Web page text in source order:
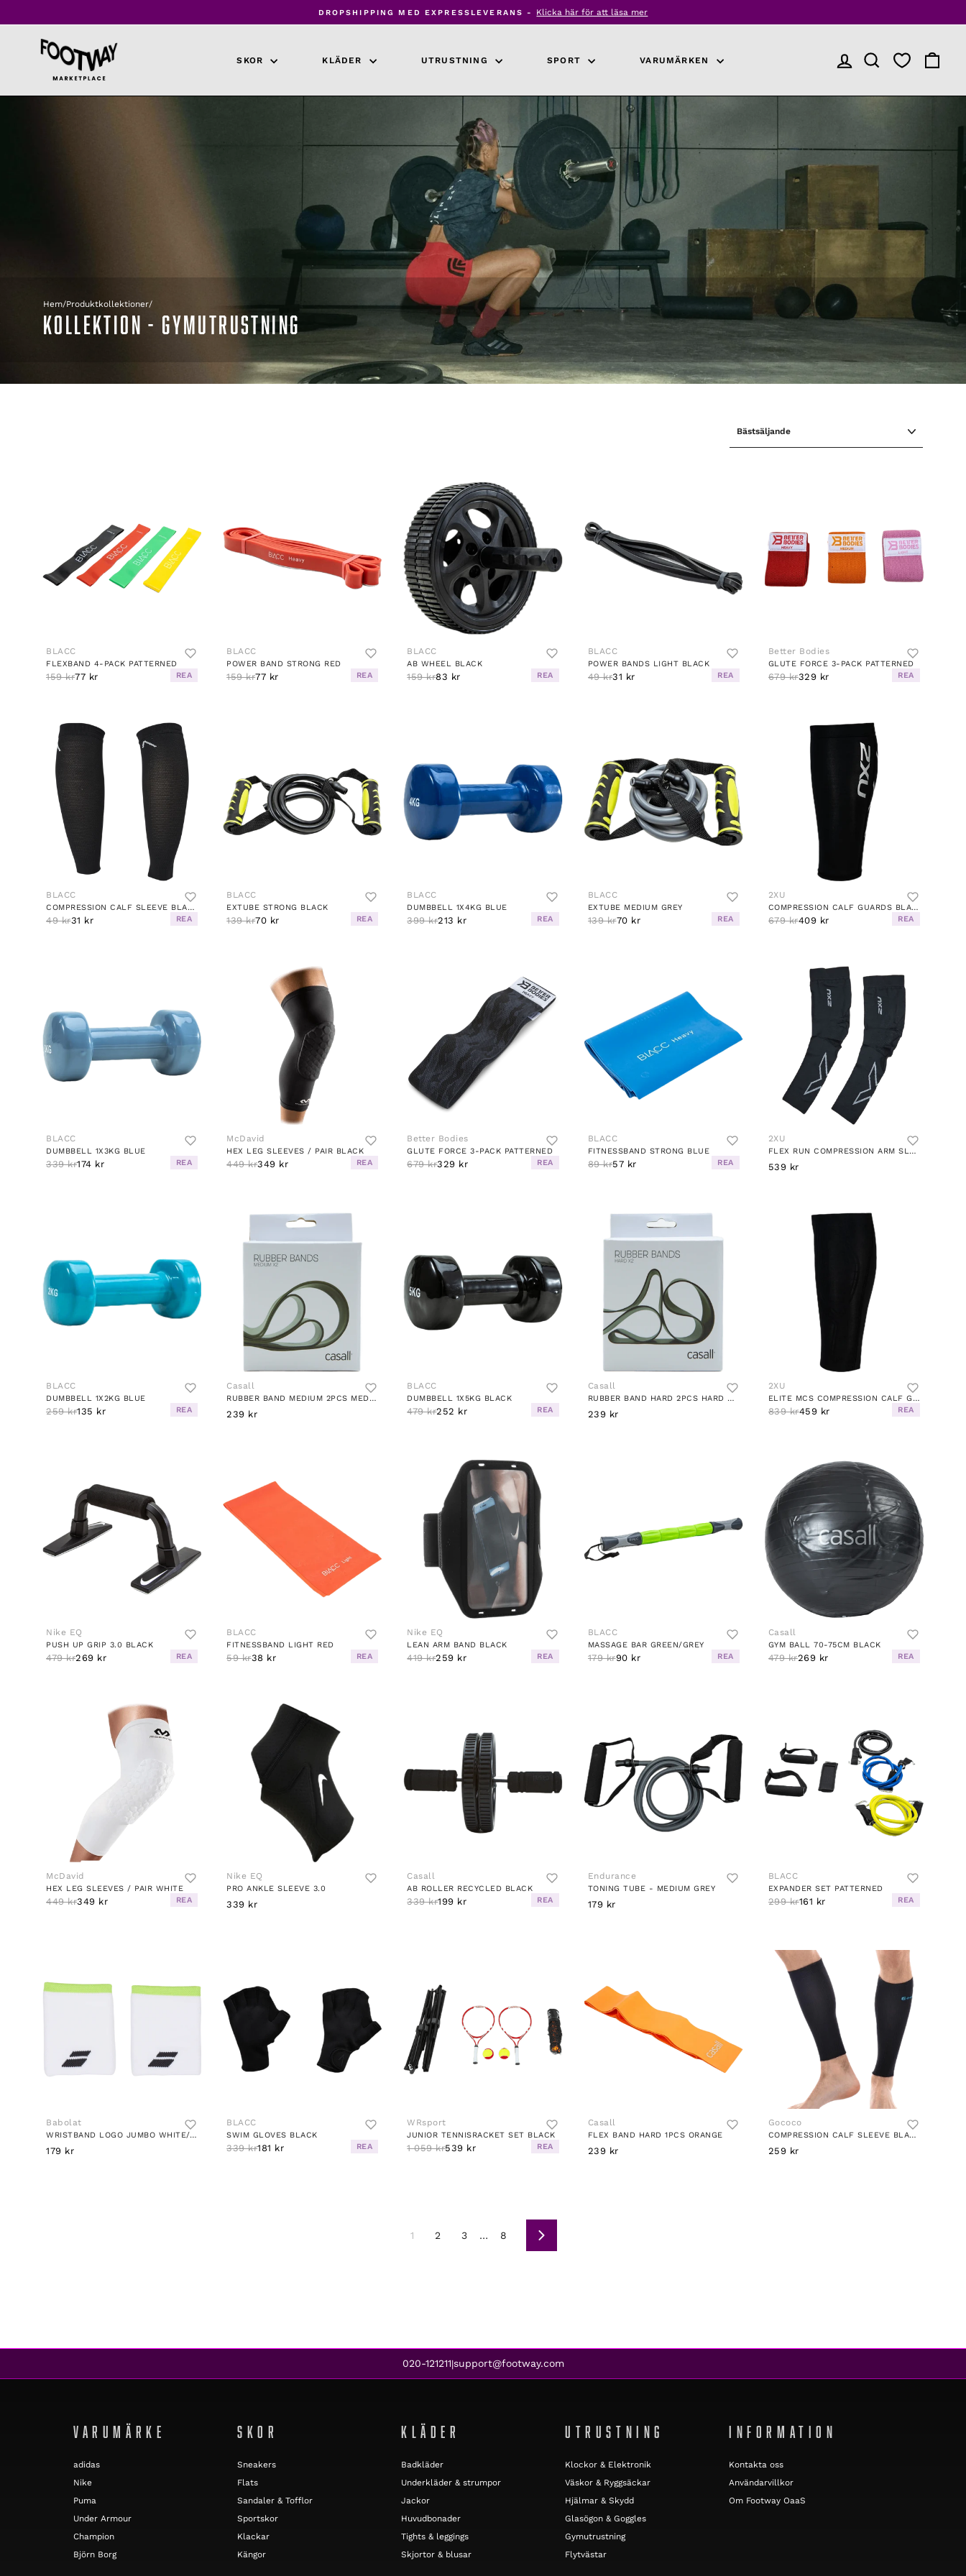
innehåll
Pausa
DROPSHIPPING MED EXPRESSLEVERANS - Klicka här för att läsa mer
SKOR KLÄDER UTRUSTNING SPORT VARUMÄRKEN LOGGA INPRODUKTSÖKNING
Hem/Produktkollektioner/
KOLLEKTION - GYMUTRUSTNING
BLACC
FLEXBAND 4-PACK PATTERNED
159 kr77 kr REA
BLACC
POWER BAND STRONG RED
159 kr77 kr REA
BLACC
AB WHEEL BLACK
159 kr83 kr REA
BLACC
POWER BANDS LIGHT BLACK
49 kr31 kr REA
Better Bodies
GLUTE FORCE 3-PACK PATTERNED
679 kr329 kr REA
BLACC
COMPRESSION CALF SLEEVE BLACK
49 kr31 kr REA
BLACC
EXTUBE STRONG BLACK
139 kr70 kr REA
BLACC
DUMBBELL 1X4KG BLUE
399 kr213 kr REA
BLACC
EXTUBE MEDIUM GREY
139 kr70 kr REA
2XU
COMPRESSION CALF GUARDS BLACK (PAIR)
679 kr409 kr REA
BLACC
DUMBBELL 1X3KG BLUE
339 kr174 kr REA
McDavid
HEX LEG SLEEVES / PAIR BLACK
449 kr349 kr REA
Better Bodies
GLUTE FORCE 3-PACK PATTERNED
679 kr329 kr REA
BLACC
FITNESSBAND STRONG BLUE
89 kr57 kr REA
2XU
FLEX RUN COMPRESSION ARM SLEE BLACK/GREY
539 kr
BLACC
DUMBBELL 1X2KG BLUE
259 kr135 kr REA
Casall
RUBBER BAND MEDIUM 2PCS MEDIUM GREEN
239 kr
BLACC
DUMBBELL 1X5KG BLACK
479 kr252 kr REA
Casall
RUBBER BAND HARD 2PCS HARD GREEN
239 kr
2XU
ELITE MCS COMPRESSION CALF GUARD BLACK/GOLD
839 kr459 kr REA
Nike EQ
PUSH UP GRIP 3.0 BLACK
479 kr269 kr REA
BLACC
FITNESSBAND LIGHT RED
59 kr38 kr REA
Nike EQ
LEAN ARM BAND BLACK
419 kr259 kr REA
BLACC
MASSAGE BAR GREEN/GREY
179 kr90 kr REA
Casall
GYM BALL 70-75CM BLACK
479 kr269 kr REA
McDavid
HEX LEG SLEEVES / PAIR WHITE
449 kr349 kr REA
Nike EQ
PRO ANKLE SLEEVE 3.0
339 kr
Casall
AB ROLLER RECYCLED BLACK
339 kr199 kr REA
Endurance
TONING TUBE - MEDIUM GREY
179 kr
BLACC
EXPANDER SET PATTERNED
299 kr161 kr REA
Babolat
WRISTBAND LOGO JUMBO WHITE/AER WHITE YELLOW
179 kr
BLACC
SWIM GLOVES BLACK
339 kr181 kr REA
WRsport
JUNIOR TENNISRACKET SET BLACK
1 059 kr539 kr REA
Casall
FLEX BAND HARD 1PCS ORANGE
239 kr
Gococo
COMPRESSION CALF SLEEVE BLACK
259 kr
1 2 3 … 8 Nästa
020-121211|support@footway.com
VARUMÄRKE
adidas
Nike
Puma
Under Armour
Champion
Björn Borg
SKOR
Sneakers
Flats
Sandaler & Tofflor
Sportskor
Klackar
Kängor
KLÄDER
Badkläder
Underkläder & strumpor
Jackor
Huvudbonader
Tights & leggings
Skjortor & blusar
UTRUSTNING
Klockor & Elektronik
Väskor & Ryggsäckar
Hjälmar & Skydd
Glasögon & Goggles
Gymutrustning
Flytvästar
INFORMATION
Kontakta oss
Användarvillkor
Om Footway OaaS